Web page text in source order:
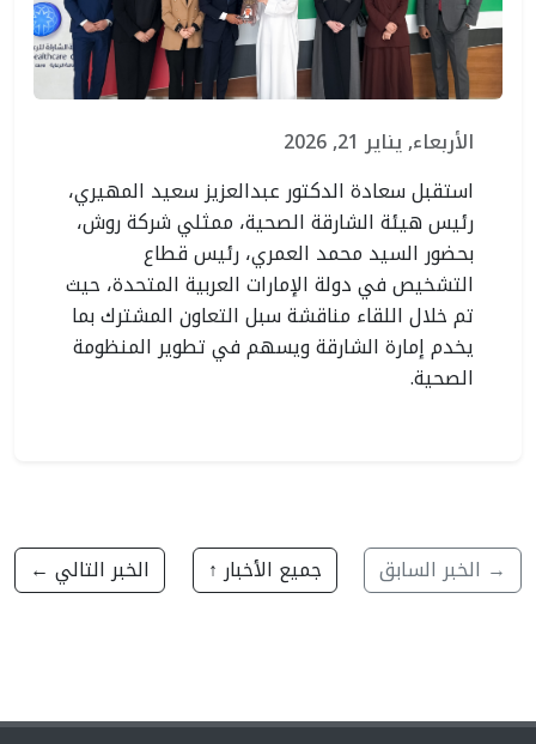
الأربعاء, يناير 21, 2026
استقبل سعادة الدكتور عبدالعزيز سعيد المهيري،
رئيس هيئة الشارقة الصحية، ممثلي شركة روش،
بحضور السيد محمد العمري، رئيس قطاع
التشخيص في دولة الإمارات العربية المتحدة، حيث
تم خلال اللقاء مناقشة سبل التعاون المشترك بما
يخدم إمارة الشارقة ويسهم في تطوير المنظومة
الصحية.
→ الخبر السابق جميع الأخبار ↑ الخبر التالي ←